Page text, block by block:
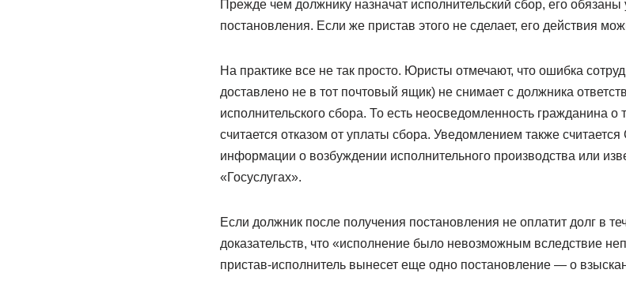
Прежде чем должнику назначат исполнительский сбор, его
постановления. Если же пристав этого не сделает, его действия
На практике все не так просто. Юристы отмечают, что ошибка
доставлено не в тот почтовый ящик) не снимает с должника
исполнительского сбора. То есть неосведомленность гражданина
считается отказом от уплаты сбора. Уведомлением также
информации о возбуждении исполнительного производства или
«Госуслугах».
Если должник после получения постановления не оплатит долг в
доказательств, что «исполнение было невозможным вследствие
пристав-исполнитель вынесет еще одно постановление — о